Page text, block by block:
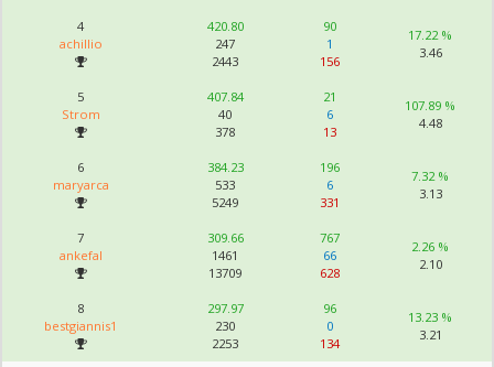
4
achillio
420.80
247
2443
90
1
156
17.22 %
3.46
5
Strom
407.84
40
378
21
6
13
107.89 %
4.48
6
maryarca
384.23
533
5249
196
6
331
7.32 %
3.13
7
ankefal
309.66
1461
13709
767
66
628
2.26 %
2.10
8
bestgiannis1
297.97
230
2253
96
0
134
13.23 %
3.21